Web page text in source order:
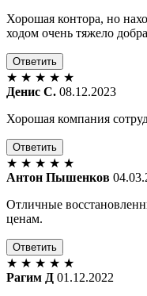
Хорошая контора, но
ходом очень тяжело
Ответить
★ ★ ★ ★ ★
Денис С. 08.12.2023
Хорошая компания
Ответить
★ ★ ★ ★ ★
Антон Пышенков
Отличные
ценам.
Ответить
★ ★ ★ ★ ★
Рагим Д 01.12.2022